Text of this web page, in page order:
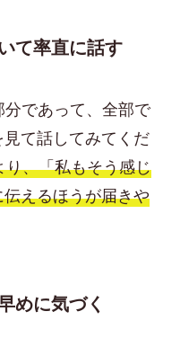
て率直に話す
分であって、全部で
て話してみてくだ
、「私もそう感じ
えるほうが届きや
めに気づく